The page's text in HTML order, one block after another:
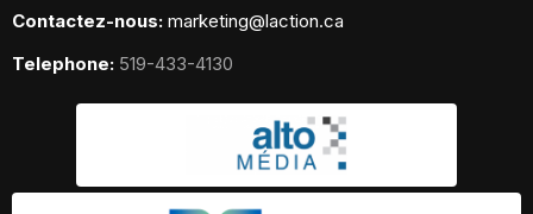
Contactez-nous: marketing@laction.ca
Telephone: 519-433-4130